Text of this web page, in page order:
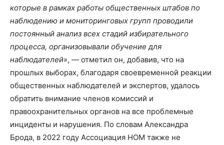
которые в рамках работы общественных штабов по
наблюдению и мониторинговых групп проводили
постоянный анализ всех стадий избирательного
процесса, организовывали обучение для
наблюдателей», — отметил он, добавив, что на
прошлых выборах, благодаря своевременной реакции
общественных наблюдателей и экспертов, удалось
обратить внимание членов комиссий и
правоохранительных органов на все проблемные
инциденты и нарушения. По словам Александра
Брода, в 2022 году Ассоциация НОМ также не